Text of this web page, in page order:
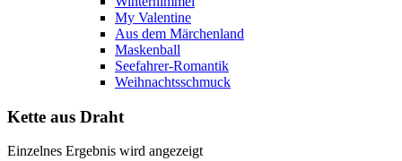
My Valentine
Aus dem Märchenland
Maskenball
Seefahrer-Romantik
Weihnachtsschmuck
Kette aus Draht
Einzelnes Ergebnis wird angezeigt